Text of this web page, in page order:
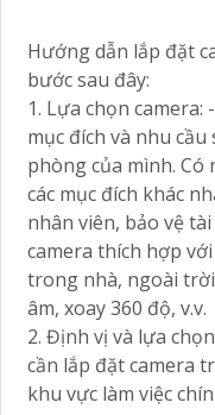
Hướng dẫn lắp đặt
bước sau đây:
1. Lựa chọn
mục đích và nhu
phòng của mình.
các mục đích khác
nhân viên, bảo vệ
camera thích hợp
trong nhà, ngoài
âm, xoay 360 độ, v.v.
2. Định vị và lựa
cần lắp đặt camera
khu vực làm việc